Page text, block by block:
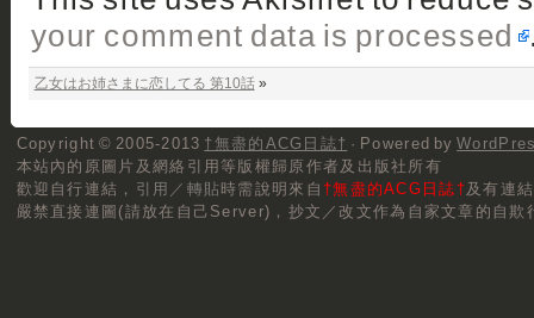
your comment data is processed
乙女はお姉さまに恋してる 第10話»
Copyright © 2005-2013 †無盡的ACG日誌† · Powered by
本站內的原圖片及網絡引用等版權歸原作者及出版社所有
歡迎自行連結， 引用／轉貼時需說明來自 †無盡的ACG日誌†及有連
嚴禁直接連圖(請放在自己Server)，抄文／改文作為自家文章的自欺